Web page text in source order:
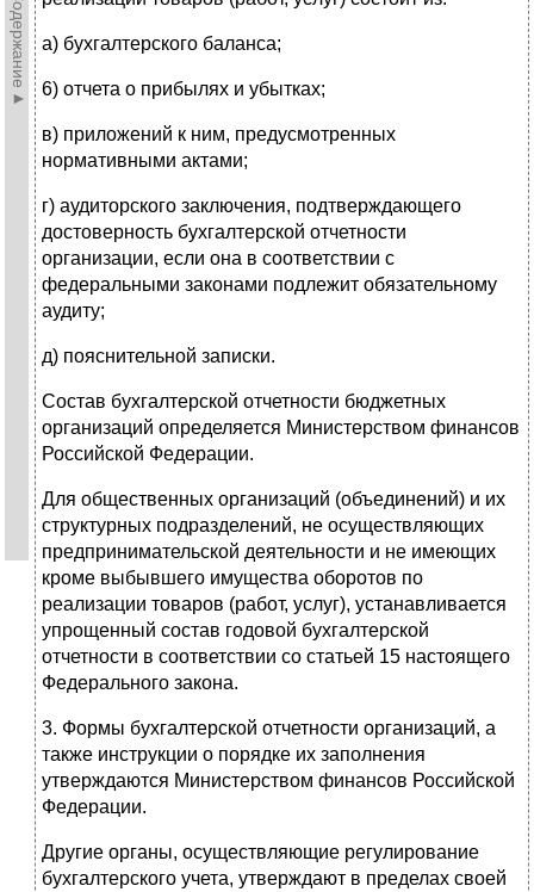
►Содержание► а) бухгалтерского баланса;
6) отчета о прибылях и убытках;
в) приложений к ним, предусмотренных
нормативными актами;
г) аудиторского заключения, подтверждающего
достоверность бухгалтерской отчетности
организации, если она в соответствии с
федеральными законами подлежит обязательному
аудиту;
д) пояснительной записки.
Состав бухгалтерской отчетности бюджетных
организаций определяется Ми­нистерством финансов
Российской Федерации.
Для общественных организаций (объединений) и их
структурных подразделе­ний, не осуществляющих
предпринимательской деятельности и не имеющих
кроме выбывшего имущества оборотов по
реализации товаров (работ, услуг), устанавли­вается
упрощенный состав годовой бухгалтерской
отчетности в соответствии со статьей 15 настоящего
Федерального закона.
3. Формы бухгалтерской отчетности организаций, а
также инструкции о порядке их заполнения
утверждаются Министерством финансов Российской
Федерации.
Другие органы, осуществляющие регулирование
бухгалтерского учета, утвер­ждают в пределах своей